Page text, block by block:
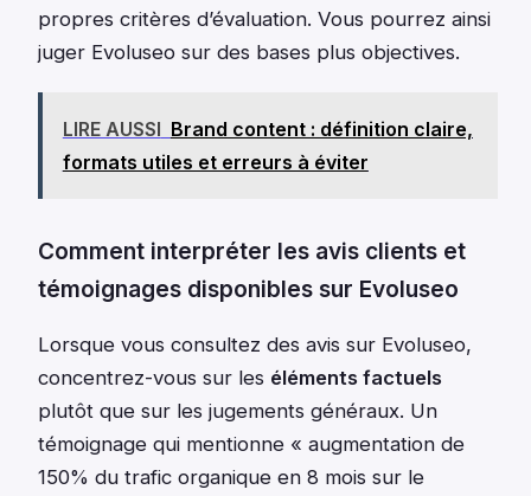
propres critères d’évaluation. Vous pourrez ainsi
juger Evoluseo sur des bases plus objectives.
LIRE AUSSI Brand content : définition claire,
formats utiles et erreurs à éviter
Comment interpréter les avis clients et
témoignages disponibles sur Evoluseo
Lorsque vous consultez des avis sur Evoluseo,
concentrez-vous sur les éléments factuels
plutôt que sur les jugements généraux. Un
témoignage qui mentionne « augmentation de
150% du trafic organique en 8 mois sur le